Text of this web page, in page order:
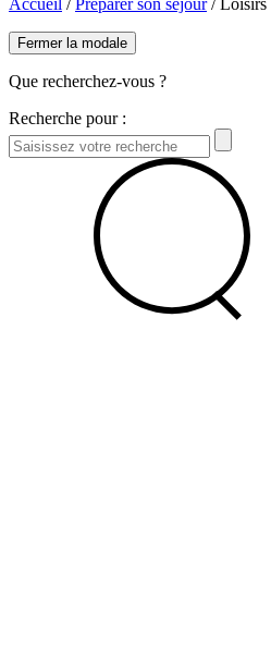
Accueil /Préparer son séjour/Loisirs
Fermer la modale
Que recherchez-vous ?
Recherche pour :